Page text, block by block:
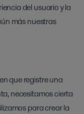
del usuario y la
más nuestras
que registre una
necesitamos cierta
para crear la